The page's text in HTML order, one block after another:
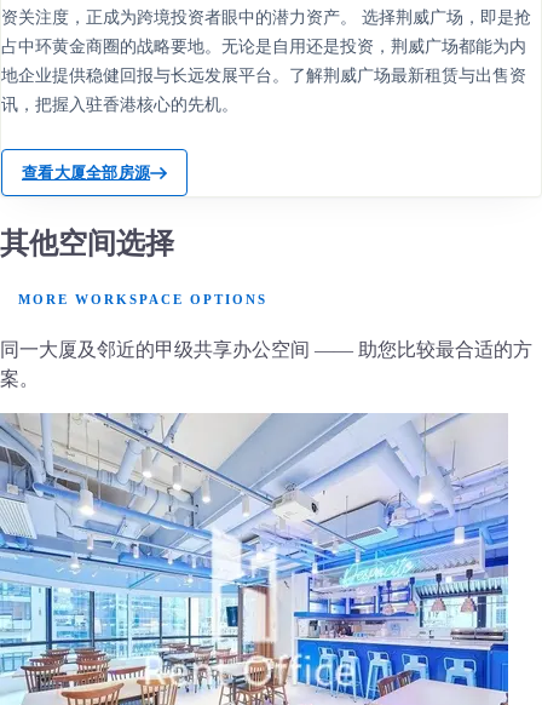
资关注度，正成为跨境投资者眼中的潜力资产。 选择荆威广场，即是抢
占中环黄金商圈的战略要地。无论是自用还是投资，荆威广场都能为内
地企业提供稳健回报与长远发展平台。了解荆威广场最新租赁与出售资
讯，把握入驻香港核心的先机。
查看大厦全部房源
其他空间选择
MORE WORKSPACE OPTIONS
同一大厦及邻近的甲级共享办公空间 —— 助您比较最合适的方
案。